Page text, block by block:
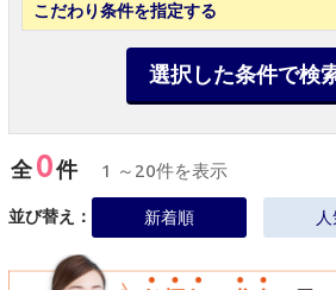
こだわり条件を指定する
選択した条件で検
全0件 1 ～20件を表示
並び替え： 新着順